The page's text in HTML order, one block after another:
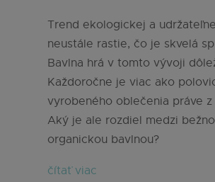
Trend ekologickej a
neustále rastie, čo je skvelá
Bavlna hrá v tomto vývoji
Každoročne je viac ako
vyrobeného oblečenia práve z
Aký je ale rozdiel medzi
organickou bavlnou?
čítať viac